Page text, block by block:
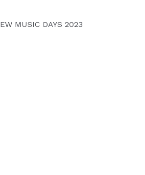
MUSIC DAYS 2023